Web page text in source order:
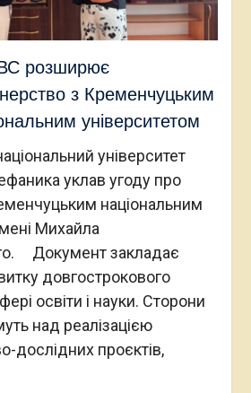
розширює
з Кременчуцьким
університетом
університет
уклав угоду про
національним
Михайла
Документ закладає
довгострокового
освіти і науки. Сторони
над реалізацією
дослідних проєктів,